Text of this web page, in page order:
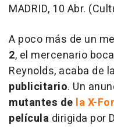
MADRID, 10 Abr.
A poco más de un
2, el mercenario
Reynolds, acaba de
publicitario. Un
mutantes de la X-
película dirigida por